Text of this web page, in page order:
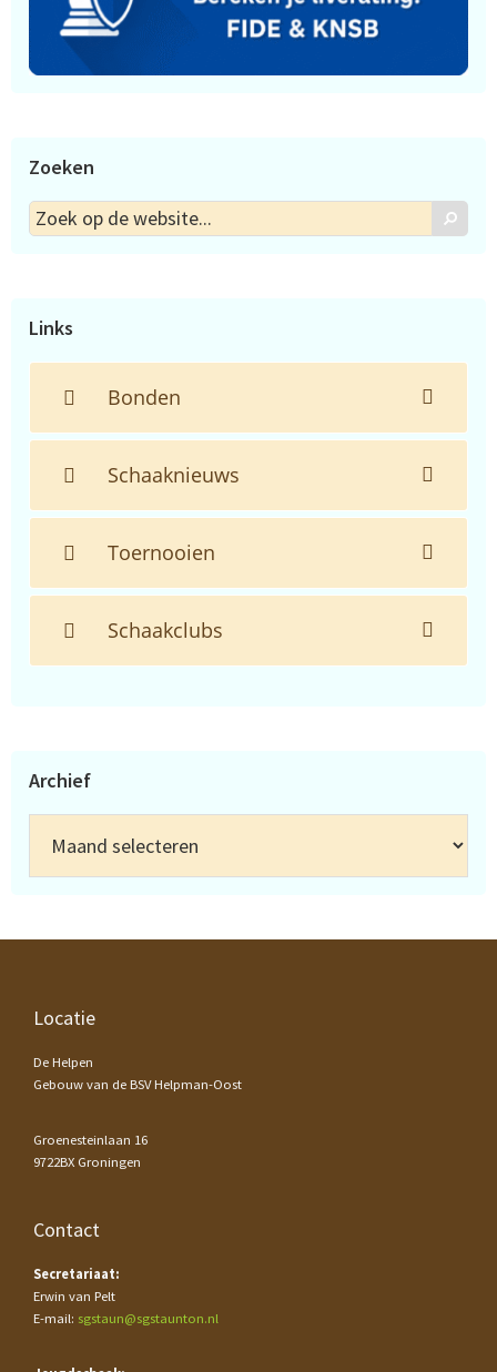
Zoeken
Zoek
op
Zoek
Links
Bonden
Schaaknieuws
Toernooien
Schaakclubs
Archief
Footer
Locatie
De Helpen
Gebouw van de BSV Helpman-Oost
Groenesteinlaan 16
9722BX Groningen
Contact
Secretariaat:
Erwin van Pelt
E-mail: sgstaun@sgstaunton.nl